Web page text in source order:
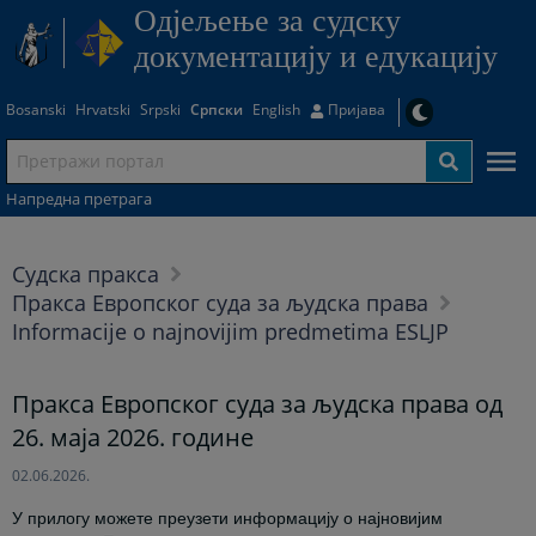
Одjељење за судску
документацију и едукацију
Bosanski Hrvatski Srpski Српски English Пријава
Напредна претрага
Судска пракса
Пракса Европског суда за људска права
Informacije o najnovijim predmetima ESLJP
Пракса Европског суда за људска права од
26. маја 2026. године
02.06.2026.
У прилогу можете преузети информацију о најновијим